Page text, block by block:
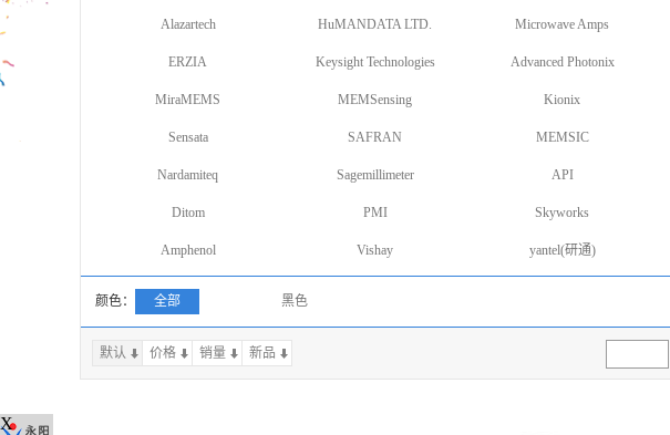
Alazartech HuMANDATA LTD. Microwave Amps
ERZIA Keysight Technologies Advanced Photonix
MiraMEMS MEMSensing Kionix
Sensata SAFRAN MEMSIC
Nardamiteq Sagemillimeter API
Ditom PMI Skyworks
Amphenol Vishay yantel(研通)
颜色： 全部 黑色
默认 价格 销量 新品
上一页下一页
X